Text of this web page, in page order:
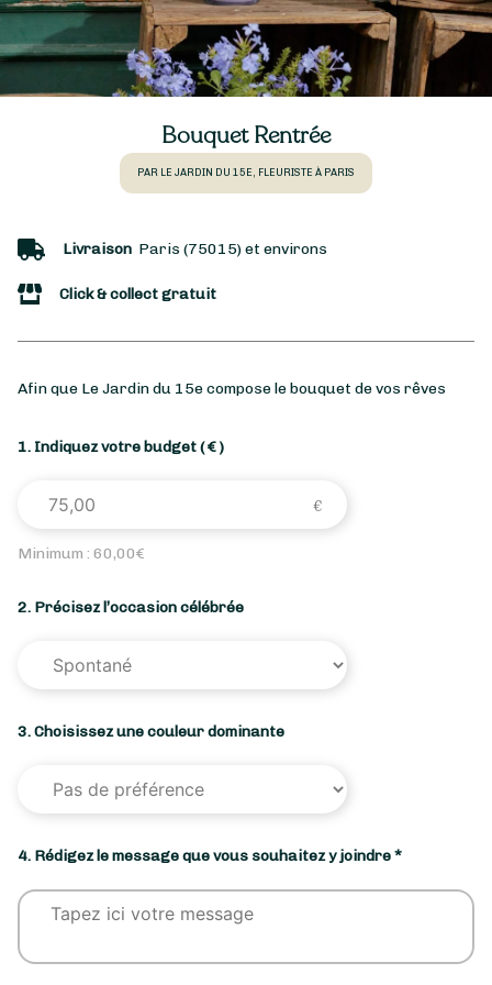
Bouquet Rentrée
PAR LE JARDIN DU 15E, FLEURISTE À PARIS
Livraison Paris (75015) et environs
Click & collect gratuit
Afin que Le Jardin du 15e compose le bouquet de vos rêves
1. Indiquez votre budget( € )
Minimum : 60,00€
2. Précisez l’occasion célébrée
3. Choisissez une couleur dominante
4. Rédigez le message que vous souhaitez y joindre *